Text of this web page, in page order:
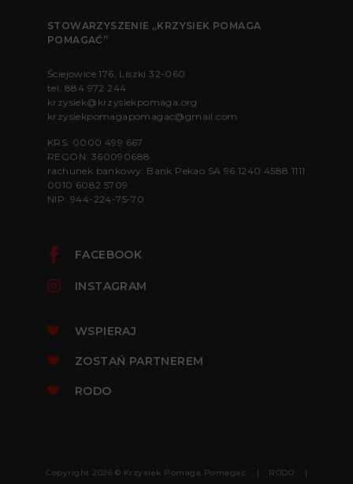
STOWARZYSZENIE „KRZYSIEK POMAGA
POMAGAĆ”
Ściejowice 176, Liszki 32-060
tel. 884 972 244
krzysiek@krzysiekpomaga.org
krzysiekpomagapomagac@gmail.com
KRS: 0000 499 667
REGON: 360090688
rachunek bankowy: Bank Pekao SA 96 1240 4588 1111
0010 6082 5709
NIP: 944-224-75-70
FACEBOOK
INSTAGRAM
WSPIERAJ
ZOSTAŃ PARTNEREM
RODO
Copyright 2026 © Krzysiek Pomaga Pomagać RODO